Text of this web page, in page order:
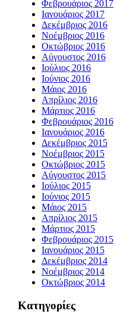
Φεβρουάριος 2017
Ιανουάριος 2017
Δεκέμβριος 2016
Νοέμβριος 2016
Οκτώβριος 2016
Αύγουστος 2016
Ιούλιος 2016
Ιούνιος 2016
Μάιος 2016
Απρίλιος 2016
Μάρτιος 2016
Φεβρουάριος 2016
Ιανουάριος 2016
Δεκέμβριος 2015
Νοέμβριος 2015
Οκτώβριος 2015
Αύγουστος 2015
Ιούλιος 2015
Ιούνιος 2015
Μάιος 2015
Απρίλιος 2015
Μάρτιος 2015
Φεβρουάριος 2015
Ιανουάριος 2015
Δεκέμβριος 2014
Νοέμβριος 2014
Οκτώβριος 2014
Kατηγορίες